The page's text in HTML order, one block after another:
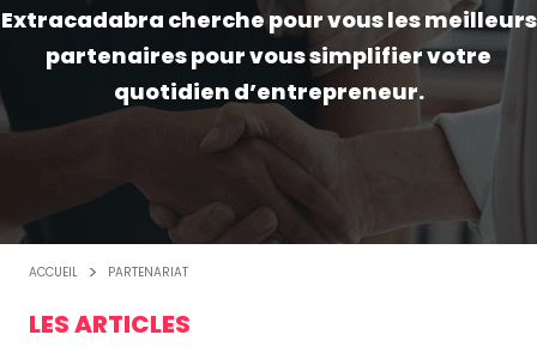
Extracadabra cherche pour vous les meilleurs
partenaires pour vous simplifier votre
quotidien d’entrepreneur.
ACCUEIL PARTENARIAT
LES ARTICLES